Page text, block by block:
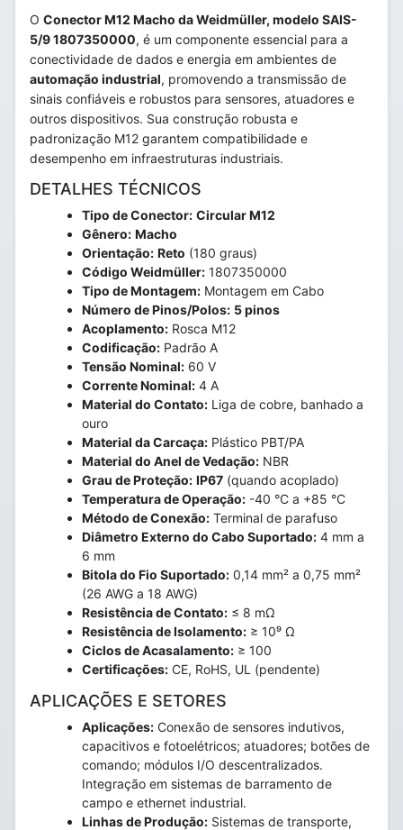
O Conector M12 Macho da Weidmüller, modelo SAIS-
5/9 1807350000, é um componente essencial para a
conectividade de dados e energia em ambientes de
automação industrial, promovendo a transmissão de
sinais confiáveis e robustos para sensores, atuadores e
outros dispositivos. Sua construção robusta e
padronização M12 garantem compatibilidade e
desempenho em infraestruturas industriais.
DETALHES TÉCNICOS
Tipo de Conector: Circular M12
Gênero: Macho
Orientação: Reto (180 graus)
Código Weidmüller: 1807350000
Tipo de Montagem: Montagem em Cabo
Número de Pinos/Polos: 5 pinos
Acoplamento: Rosca M12
Codificação: Padrão A
Tensão Nominal: 60 V
Corrente Nominal: 4 A
Material do Contato: Liga de cobre, banhado a
ouro
Material da Carcaça: Plástico PBT/PA
Material do Anel de Vedação: NBR
Grau de Proteção: IP67 (quando acoplado)
Temperatura de Operação: -40 °C a +85 °C
Método de Conexão: Terminal de parafuso
Diâmetro Externo do Cabo Suportado: 4 mm a
6 mm
Bitola do Fio Suportado: 0,14 mm² a 0,75 mm²
(26 AWG a 18 AWG)
Resistência de Contato: ≤ 8 mΩ
Resistência de Isolamento: ≥ 10⁹ Ω
Ciclos de Acasalamento: ≥ 100
Certificações: CE, RoHS, UL (pendente)
APLICAÇÕES E SETORES
Aplicações: Conexão de sensores indutivos,
capacitivos e fotoelétricos; atuadores; botões de
comando; módulos I/O descentralizados.
Integração em sistemas de barramento de
campo e ethernet industrial.
Linhas de Produção: Sistemas de transporte,